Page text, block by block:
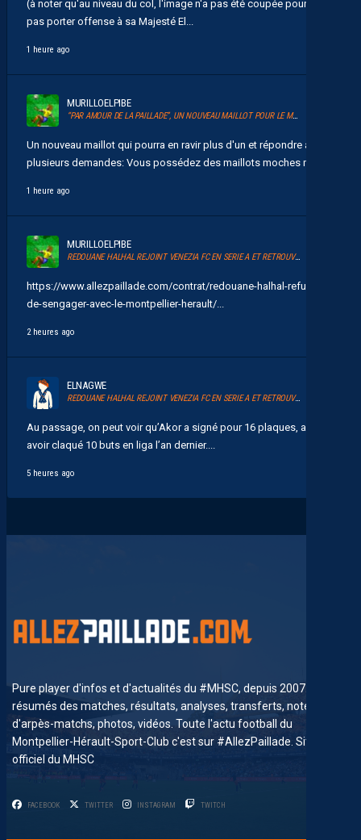
(à noter qu'au niveau du col, l'image n'a pas été coupée pour ne
pas porter offense à sa Majesté El...
1 heure ago
MURILLOELPIBE
“PAR AMOUR DE LA PAILLADE”, UN NOUVEAU MAILLOT POUR LE MHSC
Un nouveau maillot qui pourra en ravir plus d'un et répondre à
plusieurs demandes: Vous possédez des maillots moches mais...
1 heure ago
MURILLOELPIBE
REDOUANE HALHAL REJOINT VENEZIA FC EN SERIE A ET RETROUVERA AKOR ADAMS
https://www.allezpaillade.com/contrat/redouane-halhal-refuse-
de-sengager-avec-le-montpellier-herault/...
2 heures ago
ELNAGWE
REDOUANE HALHAL REJOINT VENEZIA FC EN SERIE A ET RETROUVERA AKOR ADAMS
Au passage, on peut voir qu’Akor a signé pour 16 plaques, après
avoir claqué 10 buts en liga l’an dernier....
5 heures ago
Pure player d'infos et d'actualités du #MHSC, depuis 2007. News,
résumés des matches, résultats, analyses, transferts, notes
d'arpès-matchs, photos, vidéos. Toute l'actu football du
Montpellier-Hérault-Sport-Club c'est sur #AllezPaillade. Site non-
officiel du MHSC
FACEBOOK TWITTER INSTAGRAM TWITCH